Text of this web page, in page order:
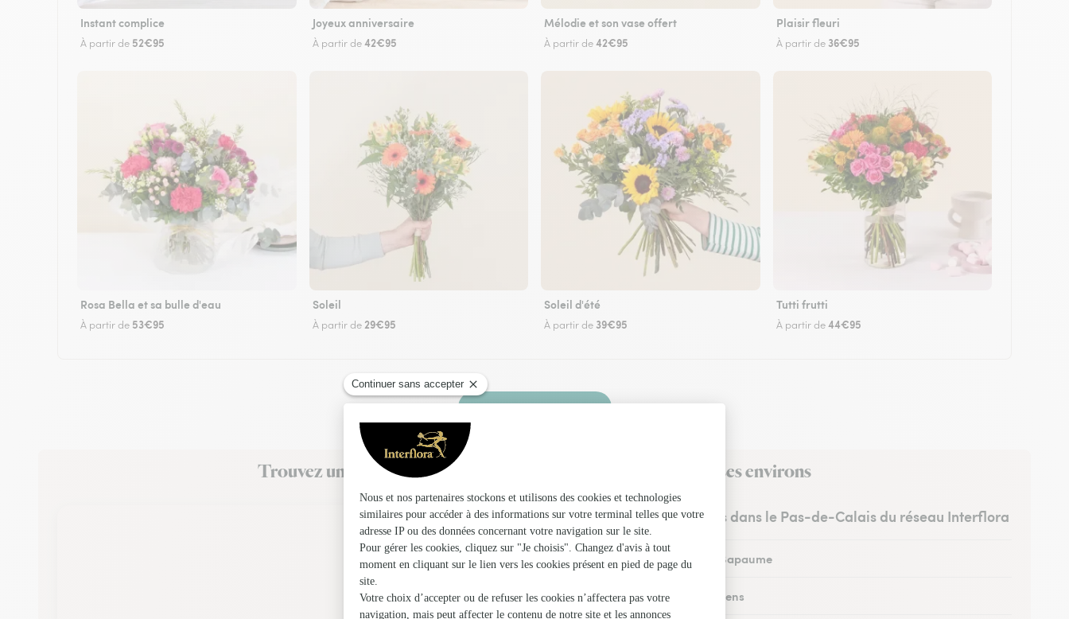
Instant complice
À partir de 52€95
Joyeux anniversaire
À partir de42€95
Mélodie et son vase offert
À partir de42€95
Plaisir fleuri
À partir de 36€95
Rosa Bella et sa bulle d'eau
À partir de 53€95
Soleil
À partir de 29€95
Soleil d'été
À partir de 39€95
Tutti frutti
À partir de44€95
Faire livrer des fleurs
Trouvez un fleuriste Interflora à Vacquerie-le-Boucq et dans ses environs
Les fleuristes dans le Pas-de-Calais du réseau Interflora
Fleuristes à Bapaume
Fleuristes à Lens